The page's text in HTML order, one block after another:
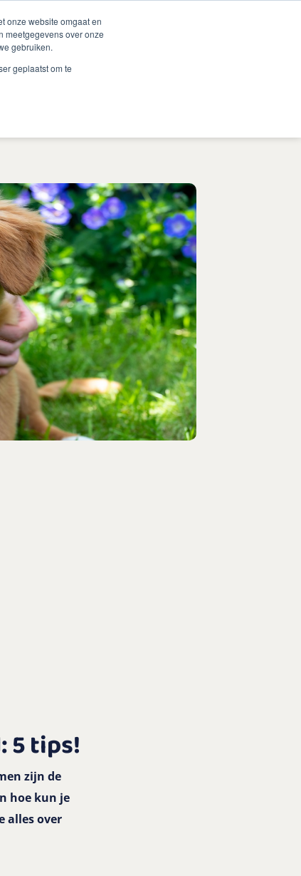
onze website omgaat en
meetgegevens over onze
gebruiken.
geplaatst om te
Duurzaamheid
Verkooppunten
5 tips!
zijn de
hoe kun je
alles over